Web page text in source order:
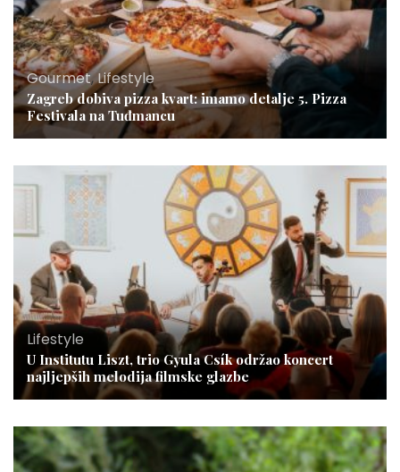
Gourmet,Lifestyle
Zagreb dobiva pizza kvart: imamo detalje 5. Pizza
Festivala na Tuđmancu
Lifestyle
U Institutu Liszt, trio Gyula Csík održao koncert
najljepših melodija filmske glazbe